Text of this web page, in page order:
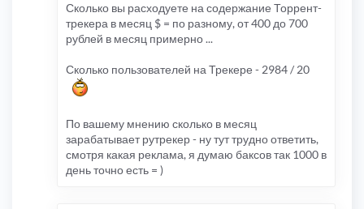
Сколько вы расходуете на содержание Торрент-
трекера в месяц $ = по разному, от 400 до 700
рублей в месяц примерно ...
Сколько пользователей на Трекере - 2984 / 20
По вашему мнению сколько в месяц
зарабатывает рутрекер - ну тут трудно ответить,
смотря какая реклама, я думаю баксов так 1000 в
день точно есть = )